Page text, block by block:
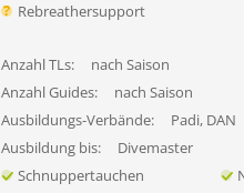
Rebreathersupport
Anzahl TLs:
nach Saison
Anzahl Guides:
nach Saison
Ausbildungs-Verbände:
Padi, DAN
Ausbildung bis:
Divemaster
Schnuppertauchen